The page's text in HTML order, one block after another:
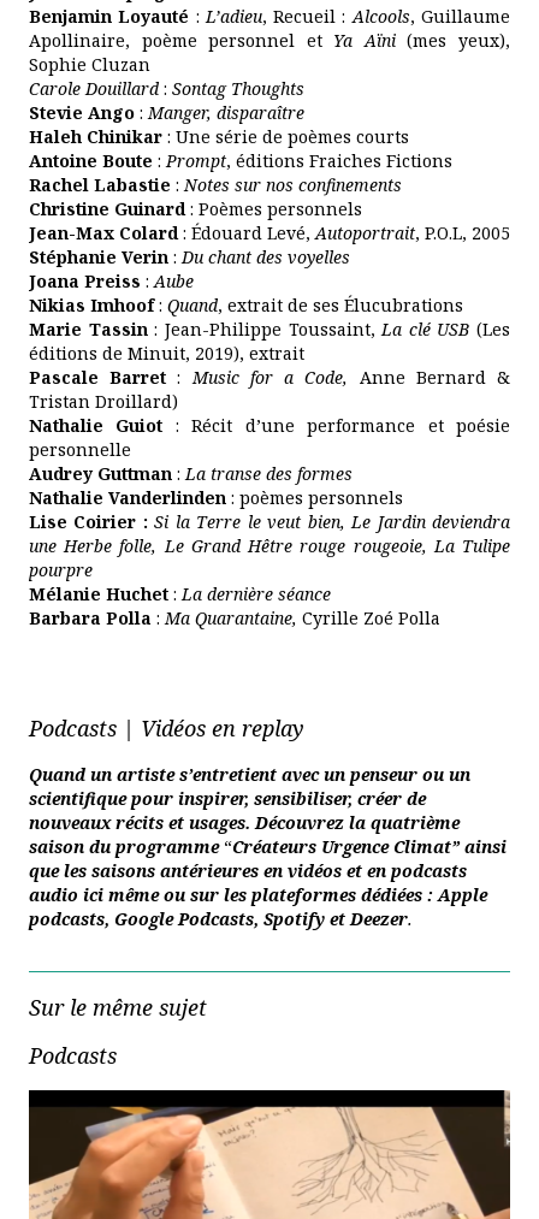
Benjamin Loyauté :L’adieu, Recueil :Alcools, Guillaume
Apollinaire, poème personnel et Ya Aïni(mes yeux),
Sophie Cluzan
Carole Douillard : Sontag Thoughts
Stevie Ango :Manger, disparaître
Haleh Chinikar : Une série de poèmes courts
Antoine Boute :Prompt, éditions Fraiches Fictions
Rachel Labastie :Notes sur nos confinements
Christine Guinard: Poèmes personnels
Jean-Max Colard: Édouard Levé,Autoportrait, P.O.L, 2005
Stéphanie Verin :Du chant des voyelles
Joana Preiss :Aube
Nikias Imhoof: Quand, extrait de ses Élucubrations
Marie Tassin: Jean-Philippe Toussaint,La clé USB (Les
éditions de Minuit, 2019), extrait
Pascale Barret :Music for a Code, Anne Bernard &
Tristan Droillard)
Nathalie Guiot : Récit d’une performance et poésie
personnelle
Audrey Guttman :La transe des formes
Nathalie Vanderlinden : poèmes personnels
Lise Coirier : Si la Terre le veut bien, Le Jardin deviendra
une Herbe folle, Le Grand Hêtre rouge rougeoie, La Tulipe
pourpre
Mélanie Huchet :La dernière séance
Barbara Polla :Ma Quarantaine, Cyrille Zoé Polla
Podcasts | Vidéos en replay
Quand un artiste s’entretient avec un penseur ou un
scientifique pour inspirer, sensibiliser, créer de
nouveaux récits et usages. Découvrez la quatrième
saison du programme “Créateurs Urgence Climat” ainsi
que les saisons antérieures en vidéos et en podcasts
audio ici même ou sur les plateformes dédiées :Apple
podcasts, Google Podcasts, Spotify etDeezer.
Sur le même sujet
Podcasts